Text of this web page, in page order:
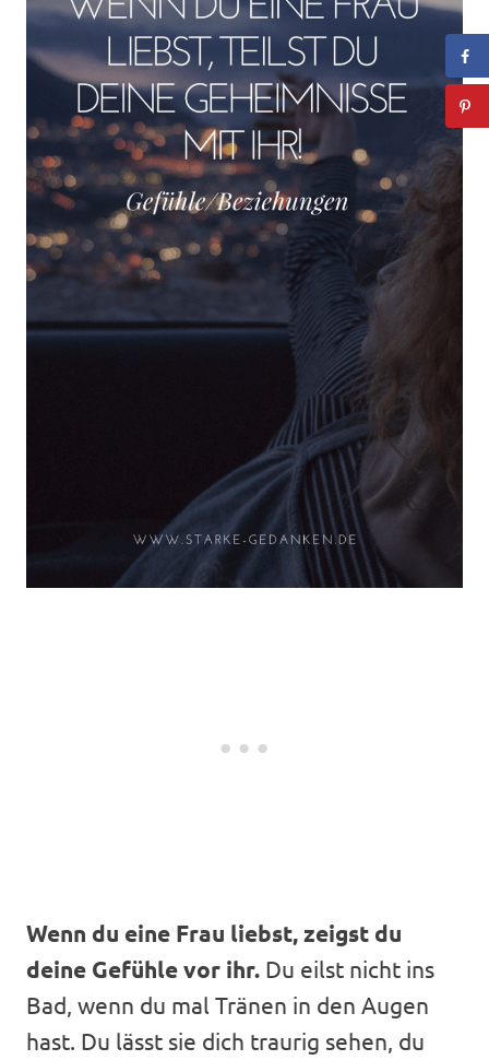
Wenn du eine Frau liebst, zeigst du
deine Gefühle vor ihr. Du eilst nicht ins
Bad, wenn du mal Tränen in den Augen
hast. Du lässt sie dich traurig sehen, du